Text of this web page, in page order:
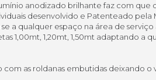
anodizado brilhante faz com que
desenvolvido e Patenteado pela
a qualquer espaço na área de
1,00mt, 1,20mt, 1,50mt adaptando a
as roldanas embutidas deixando o